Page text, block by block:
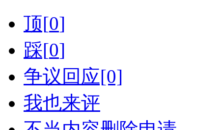
顶[0]
踩[0]
争议回应[0]
我也来评